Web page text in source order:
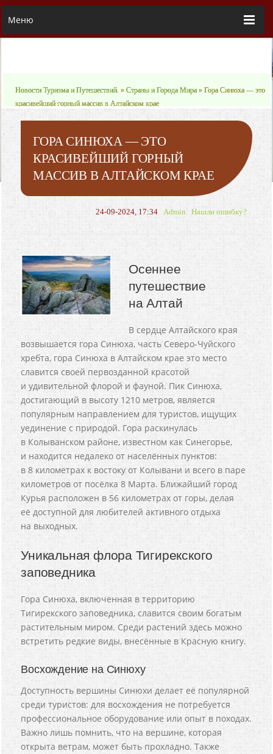
Меню
Новости Туризма и Путешествий. »Страны и Города Мира » Гора Синюха — это
красивейший горный массив в Алтайском крае
ГОРА СИНЮХА — ЭТО
КРАСИВЕЙШИЙ ГОРНЫЙ
МАССИВ В АЛТАЙСКОМ КРАЕ
24-09-2024, 17:34 Admin Нашли ошибку?
Осеннее
путешествие
на Алтай
В сердце Алтайского края
возвышается гора Синюха, часть Северо-Чуйского
хребта, гора Синюха в Алтайском крае это место
славится своей первозданной красотой
и удивительной флорой и фауной. Пик Синюха,
достигающий в высоту 1210 метров, является
популярным направлением для туристов, ищущих
уединение с природой. Гора раскинулась
в Колыванском районе, известном как Синегорье,
и находится недалеко от населённых пунктов:
в 8 километрах к востоку от Колывани и всего в паре
километров от посёлка 8 Марта. Ближайший город
Курья расположен в 56 километрах от горы, делая
её доступной для любителей активного отдыха
на выходных.
Уникальная флора Тигирекского
заповедника
Гора Синюха, включенная в территорию
Тигирекского заповедника, славится своим богатым
растительным миром. Среди растений здесь можно
встретить редкие виды, внесённые в Красную книгу.
Восхождение на Синюху
Доступность вершины Синюхи делает её популярной
среди туристов: для восхождения не потребуется
профессиональное оборудование или опыт в походах.
Важно лишь помнить, что на вершине, которая
открыта ветрам, может быть прохладно. Также